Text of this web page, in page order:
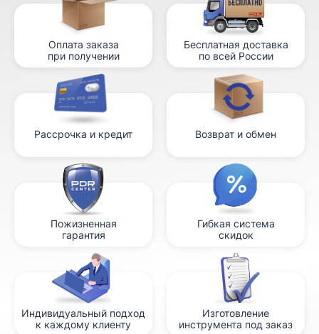
Оплата заказа
при получении
Бесплатная доставка
по всей России
Рассрочка и кредит Возврат и обмен
Пожизненная
гарантия
Гибкая система
скидок
Индивидуальный подход
к каждому клиенту
Изготовление
инструмента под заказ